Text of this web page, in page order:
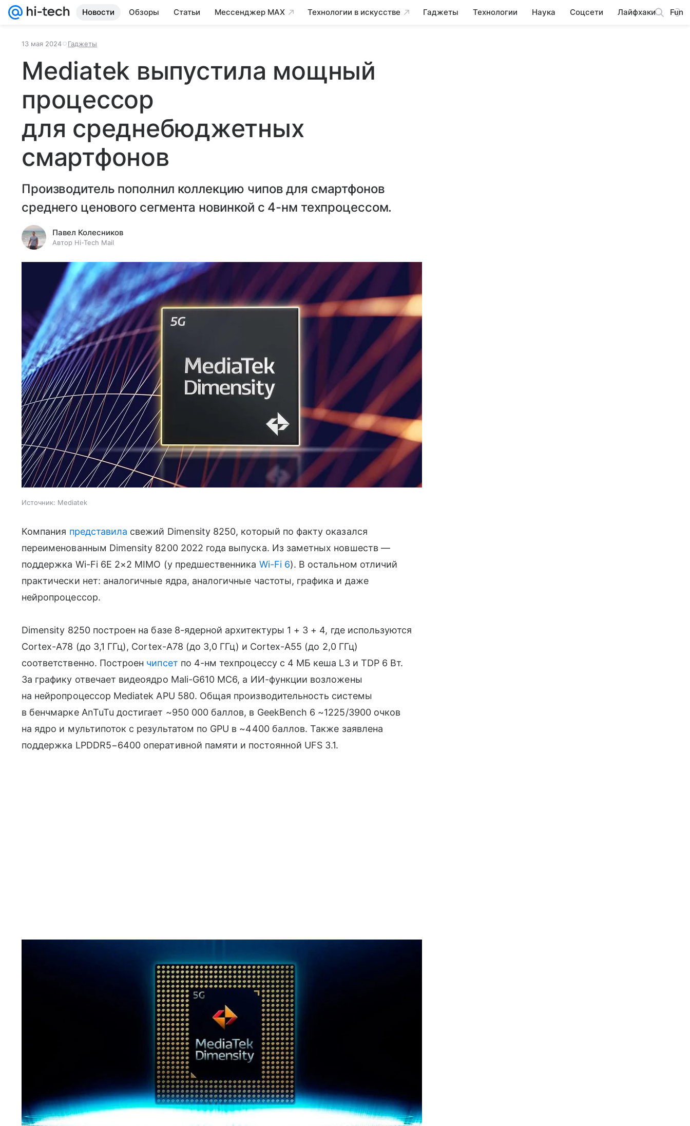
Новости Обзоры Статьи Мессенджер MAX Технологии в искусстве Гаджеты Технологии Наука Соцсети Лайфхаки Fun
13 мая 2024 Гаджеты
Mediatek выпустила мощный
процессор
для среднебюджетных
смартфонов
Производитель пополнил коллекцию чипов для смартфонов
среднего ценового сегмента новинкой с 4-нм техпроцессом.
Павел Колесников
Автор Hi-Tech Mail
Источник: Mediatek
Компания представила свежий Dimensity 8250, который по факту оказался
переименованным Dimensity 8200 2022 года выпуска. Из заметных новшеств —
поддержка Wi-Fi 6E 2×2 MIMO (у предшественника Wi-Fi 6). В остальном отличий
практически нет: аналогичные ядра, аналогичные частоты, графика и даже
нейропроцессор.
Dimensity 8250 построен на базе 8-ядерной архитектуры 1 + 3 + 4, где используются
Cortex-A78 (до 3,1 ГГц), Cortex-A78 (до 3,0 ГГц) и Cortex-A55 (до 2,0 ГГц)
соответственно. Построен чипсет по 4-нм техпроцессу с 4 МБ кеша L3 и TDP 6 Вт.
За графику отвечает видеоядро Mali-G610 MC6, а ИИ-функции возложены
на нейропроцессор Mediatek APU 580. Общая производительность системы
в бенчмарке AnTuTu достигает ~950 000 баллов, в GeekBench 6 ~1225/3900 очков
на ядро и мультипоток с результатом по GPU в ~4400 баллов. Также заявлена
поддержка LPDDR5−6400 оперативной памяти и постоянной UFS 3.1.